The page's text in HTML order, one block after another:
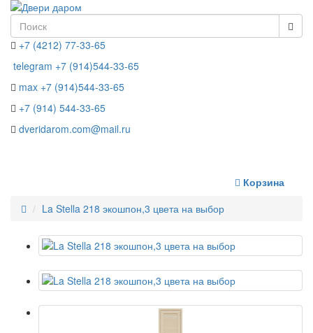
+7 (4212) 77-33-65
telegram +7 (914)544-33-65
max +7 (914)544-33-65
+7 (914) 544-33-65
dveridarom.com@mail.ru
Корзина
La Stella 218 экошпон,3 цвета на выбор